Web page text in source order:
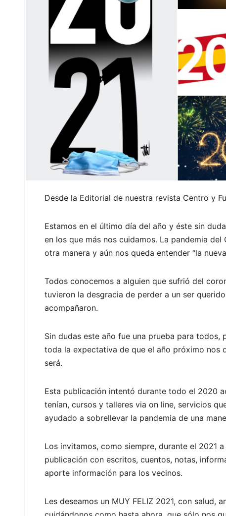
Desde la Editorial de nuestra revista Centro y
Estamos en el último día del año y éste sin
en los que más nos cuidamos. La pandemia
otra manera y aún nos queda entender “la
Todos conocemos a alguien que sufrió del
tuvieron la desgracia de perder a un ser
acompañaron.
Sin dudas este año fue una prueba para
toda la expectativa de que el año próximo nos
será.
Esta publicación intentó durante todo el 2020
tenían, cursos y talleres via on line, servicios
ayudado a sobrellevar la pandemia de una
Los invitamos, como siempre, durante el 2021
publicación con escritos, cuentos, notas,
aporte información para los vecinos.
Les deseamos un MUY FELIZ 2021, con salud,